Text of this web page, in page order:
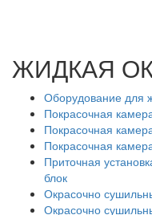
ЖИДКАЯ
Оборудование для
Покрасочная
Покрасочная
Покрасочная
Приточная
блок
Окрасочно
Окрасочно